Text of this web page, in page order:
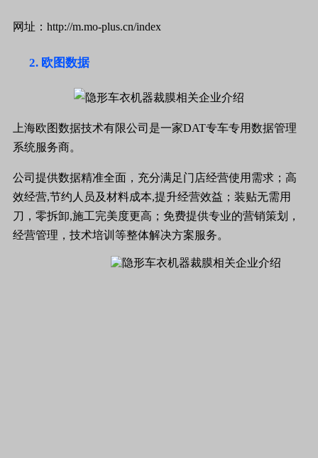
网址：http://m.mo-plus.cn/index
欧图数据
上海欧图数据技术有限公司是一家DAT专车专用数据管理
系统服务商。
公司提供数据精准全面，充分满足门店经营使用需求；高
效经营,节约人员及材料成本,提升经营效益；装贴无需用
刀，零拆卸,施工完美度更高；免费提供专业的营销策划，
经营管理，技术培训等整体解决方案服务。